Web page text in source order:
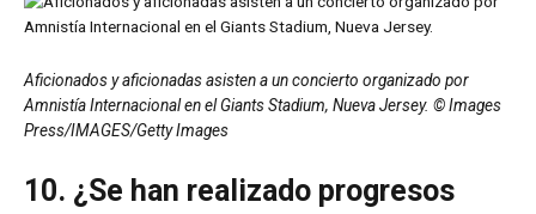
Aficionados y aficionadas asisten a un concierto organizado por
Amnistía Internacional en el Giants Stadium, Nueva Jersey. © Images
Press/IMAGES/Getty Images
10. ¿Se han realizado progresos